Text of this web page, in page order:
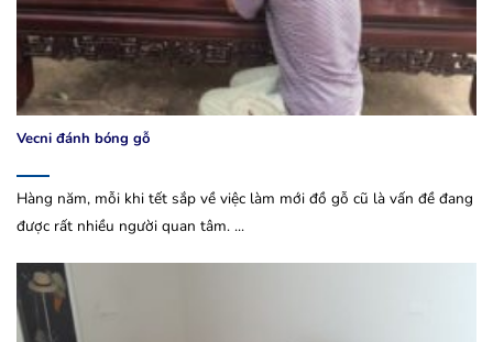
Vecni đánh bóng gỗ
Hàng năm, mỗi khi tết sắp về việc làm mới đồ gỗ cũ là vấn đề đang
được rất nhiều người quan tâm. ...